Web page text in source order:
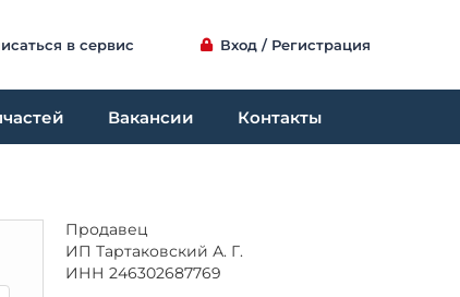
в сервис Вход / Регистрация
Вакансии Контакты
Продавец
ИП Тартаковский А. Г.
ИНН 246302687769